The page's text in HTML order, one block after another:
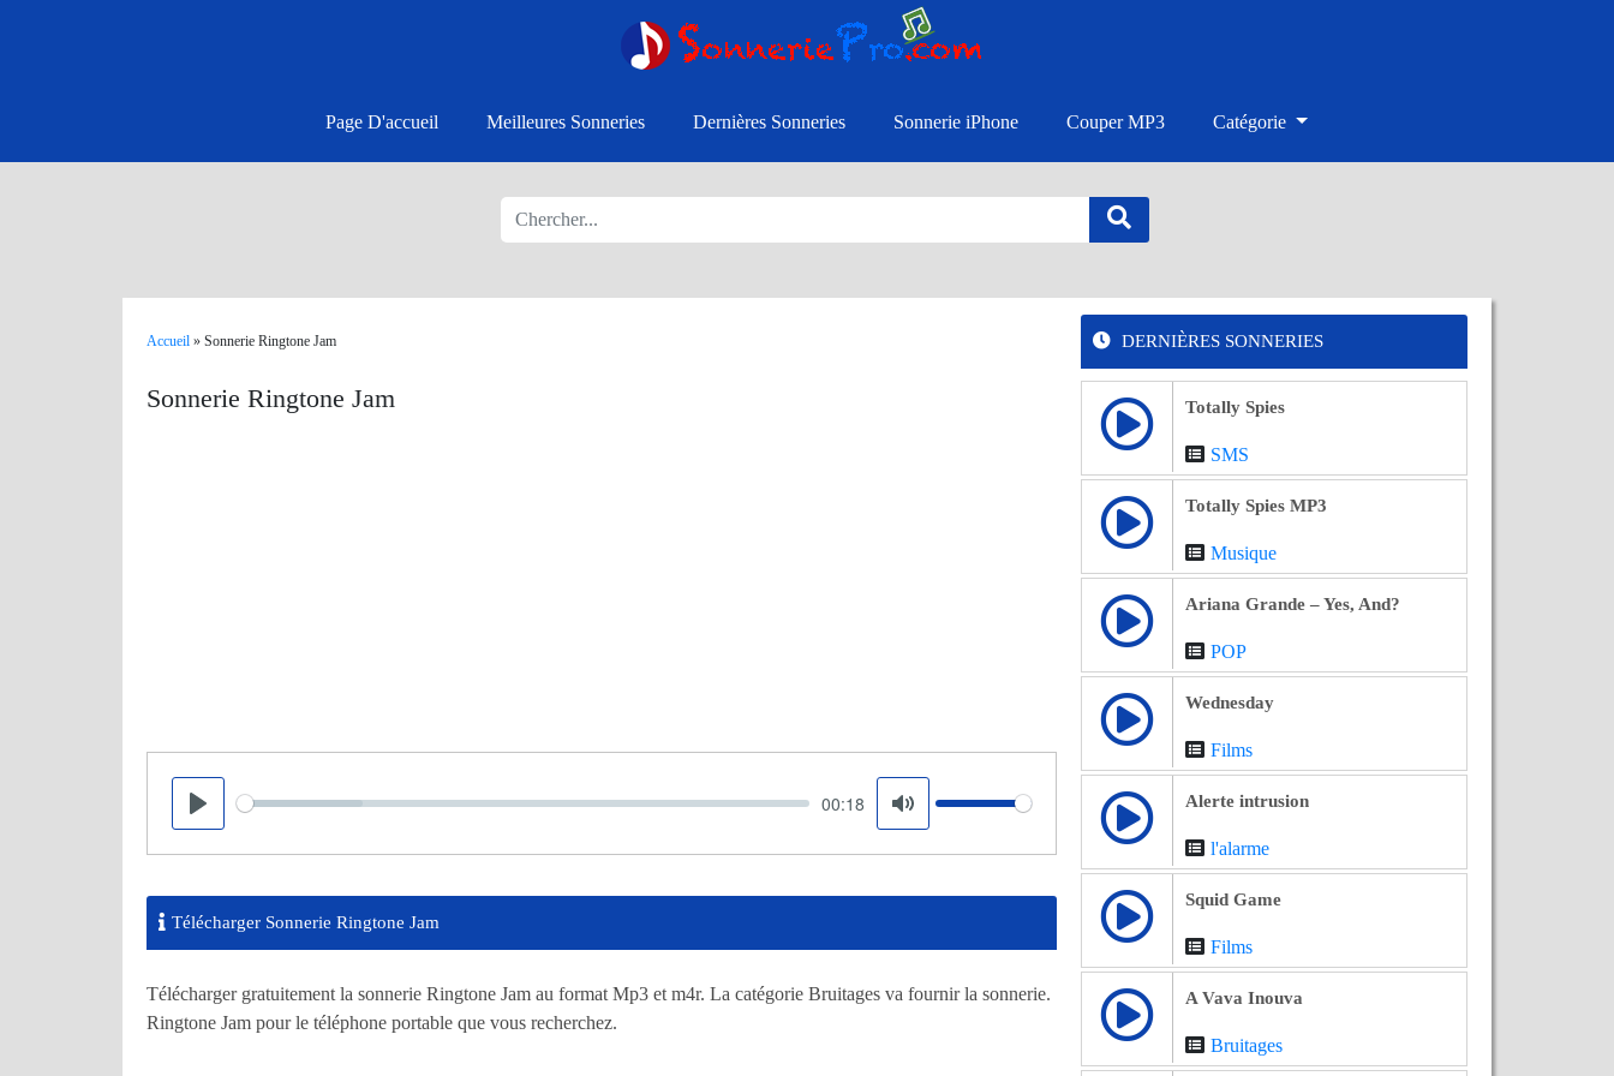
Page D'accueil Meilleures Sonneries Dernières Sonneries Sonnerie iPhone Couper MP3 Catégorie
Accueil » Sonnerie Ringtone Jam
Sonnerie Ringtone Jam
Play
Seek 00:18
Mute
Volume
Télécharger Sonnerie Ringtone Jam
Télécharger gratuitement la sonnerie Ringtone Jam au format Mp3 et m4r. La catégorie Bruitages va fournir la sonnerie.
Ringtone Jam pour le téléphone portable que vous recherchez.
DERNIÈRES SONNERIES
Totally Spies
SMS
Totally Spies MP3
Musique
Ariana Grande – Yes, And?
POP
Wednesday
Films
Alerte intrusion
l'alarme
Squid Game
Films
A Vava Inouva
Bruitages